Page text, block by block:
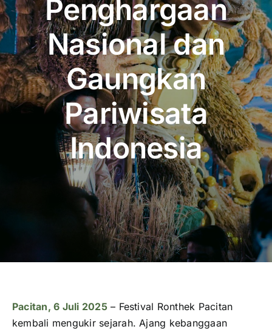
BLU
Penghargaan
Nasional dan
Gaungkan
Pariwisata
Indonesia
Pacitan, 6 Juli 2025– Festival Ronthek Pacitan
kembali mengukir sejarah. Ajang kebanggaan